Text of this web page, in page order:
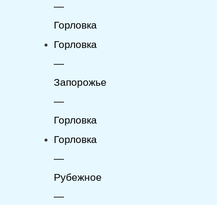
—
Горловка
Горловка
—
Запорожье
—
Горловка
Горловка
—
Рубежное
—